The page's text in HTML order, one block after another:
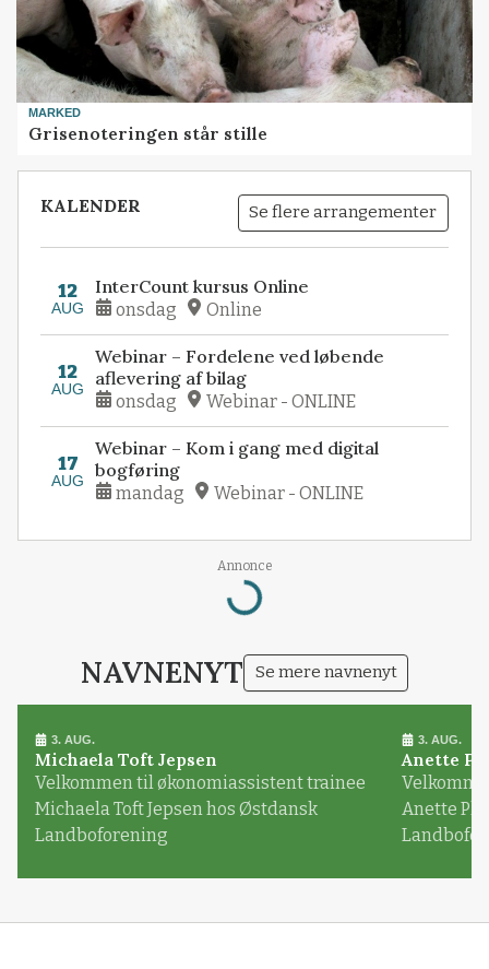
MARKED
Grisenoteringen står stille
KALENDER Se flere arrangementer
12
AUG
InterCount kursus Online
onsdag Online
12
AUG
Webinar – Fordelene ved løbende
aflevering af bilag
onsdag Webinar - ONLINE
17
AUG
Webinar – Kom i gang med digital
bogføring
mandag Webinar - ONLINE
Annonce
Loading...
NAVNENYT Se mere navnenyt
3. AUG.
Michaela Toft Jepsen
Velkommen til økonomiassistent trainee
Michaela Toft Jepsen hos Østdansk
Landboforening
3. AUG.
Anette
Anette